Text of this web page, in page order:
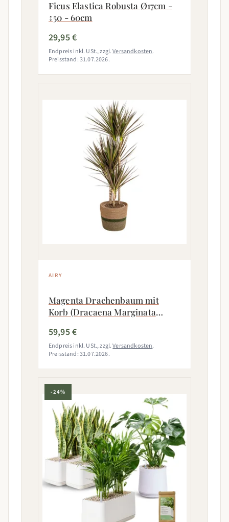
Ficus Elastica Robusta Ø17cm -
↕50 - 60cm
29,95 €
Endpreis inkl. USt., zzgl.Versandkosten.
Preisstand: 31.07.2026.
AIRY
Magenta Drachenbaum mit
Korb (Dracaena Marginata
59,95 €
Endpreis inkl. USt., zzgl.Versandkosten.
Preisstand: 31.07.2026.
-24%